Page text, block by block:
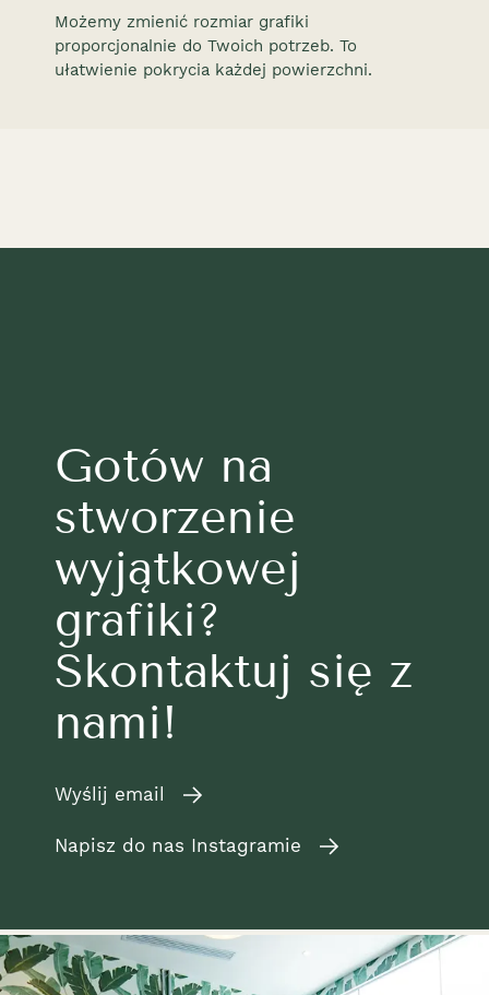
Możemy zmienić rozmiar grafiki
proporcjonalnie do Twoich potrzeb. To
ułatwienie pokrycia każdej powierzchni.
Gotów na
stworzenie
wyjątkowej
grafiki?
Skontaktuj się z
nami!
Wyślij email
Napisz do nas Instagramie